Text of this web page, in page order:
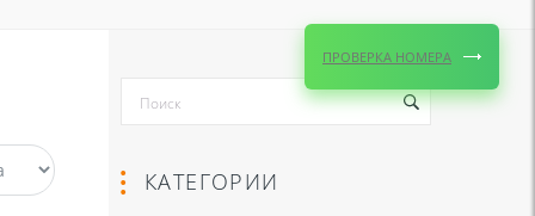
КАТЕГОРИИ
ПРОВЕРКА НОМЕРА